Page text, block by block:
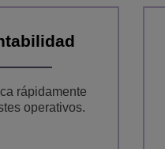
rápidamente
operativos.